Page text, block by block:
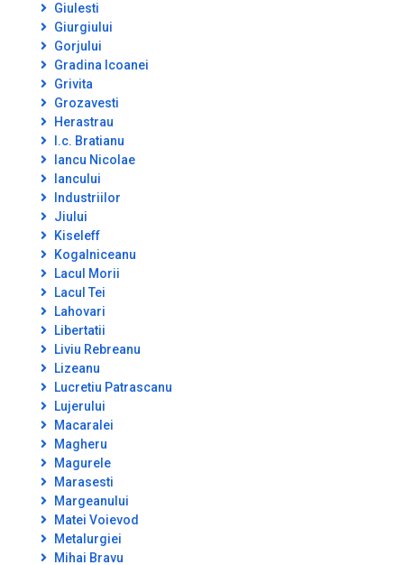
Giulesti
Giurgiului
Gorjului
Gradina Icoanei
Grivita
Grozavesti
Herastrau
I.c. Bratianu
Iancu Nicolae
Iancului
Industriilor
Jiului
Kiseleff
Kogalniceanu
Lacul Morii
Lacul Tei
Lahovari
Libertatii
Liviu Rebreanu
Lizeanu
Lucretiu Patrascanu
Lujerului
Macaralei
Magheru
Magurele
Marasesti
Margeanului
Matei Voievod
Metalurgiei
Mihai Bravu